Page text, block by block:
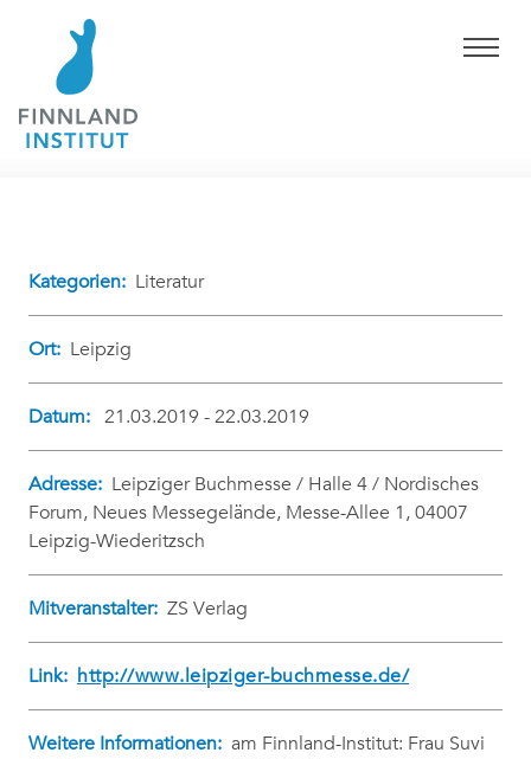
Kategorien: Literatur
Ort: Leipzig
Datum: 21.03.2019 - 22.03.2019
Adresse: Leipziger Buchmesse / Halle 4 / Nordisches
Forum, Neues Messegelände, Messe-Allee 1, 04007
Leipzig-Wiederitzsch
Mitveranstalter: ZS Verlag
Link: http://www.leipziger-buchmesse.de/
Weitere Informationen: am Finnland-Institut: Frau Suvi